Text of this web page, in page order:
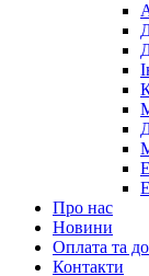
Про нас
Новини
Оплата та
Контакти